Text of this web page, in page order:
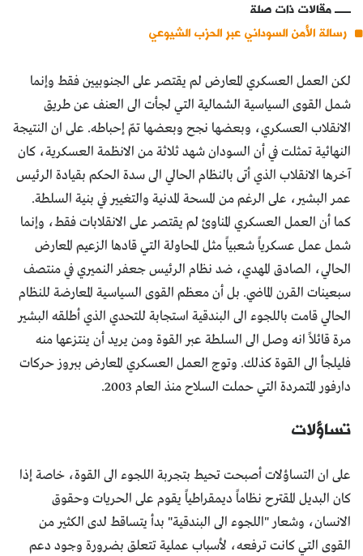
مقالات ذات صلة
رسالة الأمن السوداني عبر الحزب الشيوعي
لكن العمل العسكري المعارض لم يقتصر على الجنوبيين فقط وإنما
شمل القوى السياسية الشمالية التي لجأت الى العنف عن طريق
الانقلاب العسكري، وبعضها نجح وبعضها تمّ إحباطه. على ان النتيجة
النهائية تمثلت في أن السودان شهد ثلاثة من الانظمة العسكرية، كان
آخرها الانقلاب الذي أتى بالنظام الحالي الى سدة الحكم بقيادة الرئيس
عمر البشير، على الرغم من المسحة المدنية والتغيير في بنية السلطة.
كما أن العمل العسكري المناوئ لم يقتصر على الانقلابات فقط، وإنما
شمل عمل عسكرياً شعبياً مثل المحاولة التي قادها الزعيم المعارض
الحالي، الصادق المهدي، ضد نظام الرئيس جعفر النميري في منتصف
سبعينات القرن الماضي. بل أن معظم القوى السياسية المعارضة للنظام
الحالي قامت باللجوء الى البندقية استجابة للتحدي الذي أطلقه البشير
مرة قائلاً انه وصل الى السلطة عبر القوة ومن يريد أن ينتزعها منه
فليلجأ الى القوة كذلك. وتوج العمل العسكري المعارض ببروز حركات
دارفور المتمردة التي حملت السلاح منذ العام 2003.
تساؤلات
على ان التساؤلات أصبحت تحيط بتجربة اللجوء الى القوة، خاصة إذا
كان البديل المقترح نظاماً ديمقراطياً يقوم على الحريات وحقوق
الانسان، وشعار "اللجوء الى البندقية" بدأ يتساقط لدى الكثير من
القوى التي كانت ترفعه، لأسباب عملية تتعلق بضرورة وجود دعم